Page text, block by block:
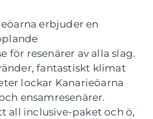
erbjuder en
för resenärer av alla slag.
fantastiskt klimat
lockar Kanarieöarna
ensamresenärer.
all inclusive-paket och ö,